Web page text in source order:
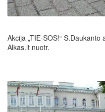
Akcija „TIE-SOS!“
Alkas.lt nuotr.